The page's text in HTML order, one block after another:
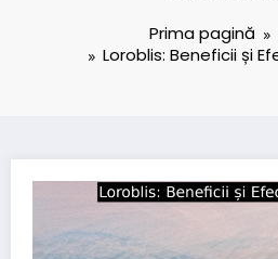
Prima pagină
Loroblis: Beneficii și